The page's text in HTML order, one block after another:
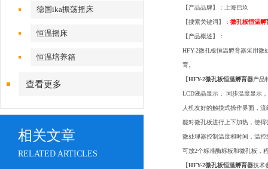
德国ika振荡摇床
恒温摇床
恒温培养箱
查看更多
相关文章
RELATED ARTICLES
【产品品牌】：上海巴玖
【搜索关键词】： 微孔板恒温
【产品概述】：
HFY-2微孔板恒温孵育器采用微
育。
【HFY-2微孔板恒温孵育器产品
LCD液晶显示， 同步温度显示
人机友好的触摸式操作界面，
能对微孔板进行上下加热，使
微处理器控制温度和时间，温
可放2个标准酶标板和微孔板，
【HFY-2微孔板恒温孵育器技术